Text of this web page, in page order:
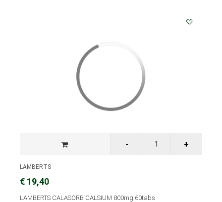
LAMBERTS
€ 19,40
LAMBERTS CALASORB CALSIUM 800mg 60tabs